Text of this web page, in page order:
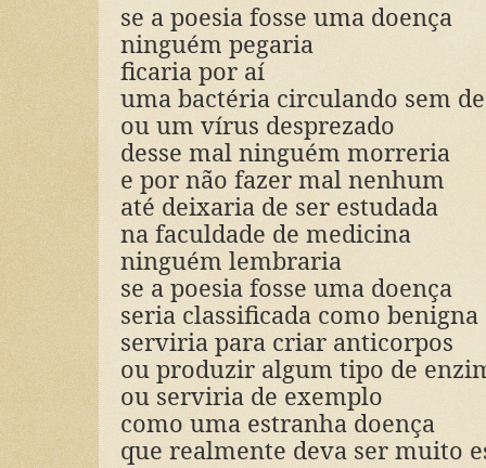
se a poesia fosse uma doença
ninguém pegaria
ficaria por aí
uma bactéria circulando sem
ou um vírus desprezado
desse mal ninguém morreria
e por não fazer mal nenhum
até deixaria de ser estudada
na faculdade de medicina
ninguém lembraria
se a poesia fosse uma doença
seria classificada como benigna
serviria para criar anticorpos
ou produzir algum tipo de
ou serviria de exemplo
como uma estranha doença
que realmente deva ser muito